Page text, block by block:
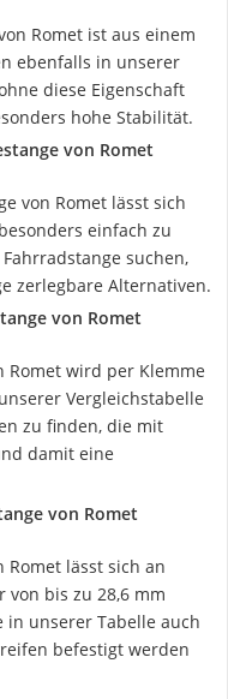
Romet ist aus einem
ebenfalls in unserer
diese Eigenschaft
hohe Stabilität.
von Romet
von Romet lässt sich
einfach zu
suchen,
zerlegbare Alternativen.
von Romet
Romet wird per Klemme
Vergleichstabelle
zu finden, die mit
damit eine
von Romet
Romet lässt sich an
von bis zu 28,6 mm
in unserer Tabelle auch
befestigt werden